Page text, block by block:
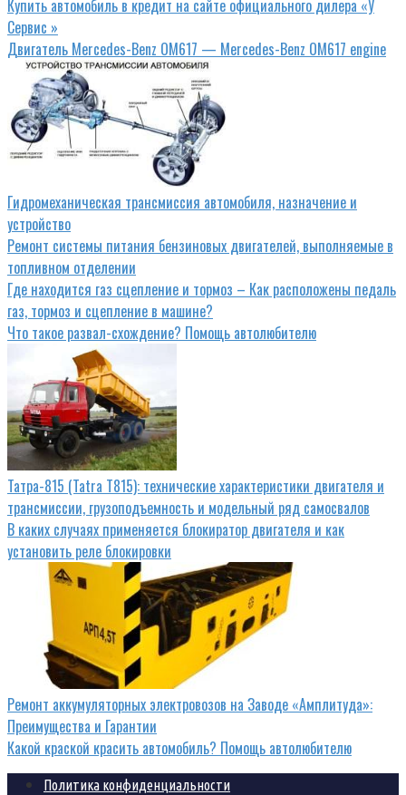
Купить автомобиль в кредит на сайте официального дилера «У
Сервис »
Двигатель Mercedes-Benz OM617 — Mercedes-Benz OM617 engine
Гидромеханическая трансмиссия автомобиля, назначение и
устройство
Ремонт системы питания бензиновых двигателей, выполняемые в
топливном отделении
Где находится газ сцепление и тормоз – Как расположены педаль
газ, тормоз и сцепление в машине?
Что такое развал-схождение? Помощь автолюбителю
Татра-815 (Tatra T815): технические характеристики двигателя и
трансмиссии, грузоподъемность и модельный ряд самосвалов
В каких случаях применяется блокиратор двигателя и как
установить реле блокировки
Ремонт аккумуляторных электровозов на Заводе «Амплитуда»:
Преимущества и Гарантии
Какой краской красить автомобиль? Помощь автолюбителю
Политика конфиденциальности